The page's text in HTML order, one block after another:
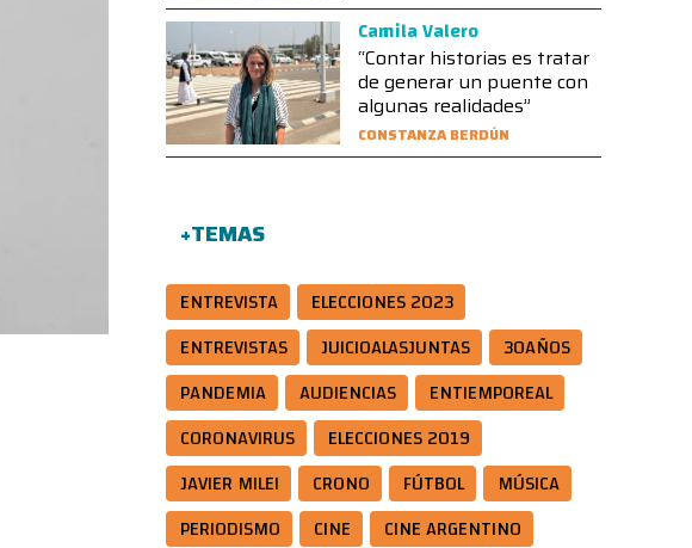
Camila Valero
“Contar historias es tratar
de generar un puente con
algunas realidades”
CONSTANZA BERDÚN
+TEMAS
ENTREVISTA
ELECCIONES 2023
ENTREVISTAS
JUICIOALASJUNTAS
30AÑOS
PANDEMIA
AUDIENCIAS
ENTIEMPOREAL
CORONAVIRUS
ELECCIONES 2019
JAVIER MILEI
CRONO FÚTBOL
MÚSICA
PERIODISMO
CINE
CINE ARGENTINO